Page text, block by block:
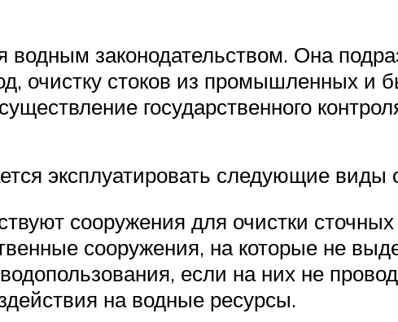
водным законодательством. Она
очистку стоков из промышленных и
государственного
эксплуатировать следующие виды
сооружения для очистки сточных
сооружения, на которые не
если на них не
на водные ресурсы.